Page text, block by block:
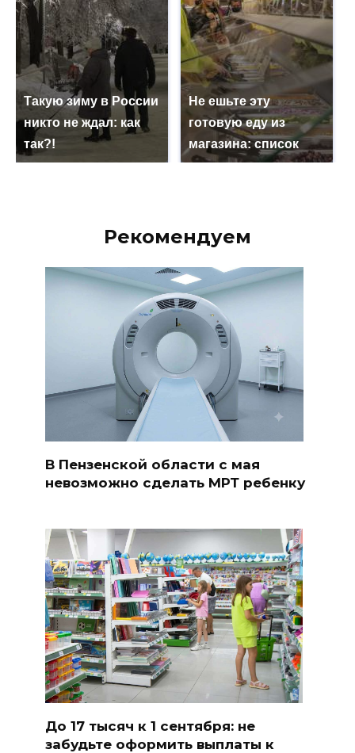
Такую зиму в России
никто не ждал: как
так?!
Не ешьте эту
готовую еду из
магазина: список
Рекомендуем
В Пензенской области с мая
невозможно сделать МРТ ребенку
До 17 тысяч к 1 сентября: не
забудьте оформить выплаты к